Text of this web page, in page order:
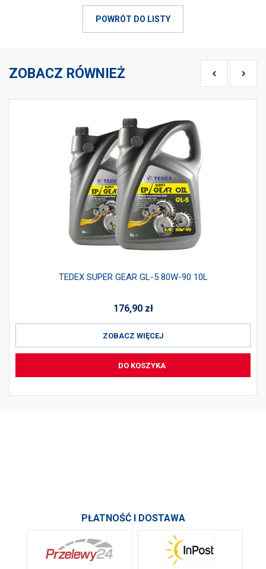
POWRÓT DO LISTY
ZOBACZ RÓWNIEŻ
TEDEX SUPER GEAR GL-5 80W-90 10L
176,90 zł
ZOBACZ WIĘCEJ
DO KOSZYKA
PŁATNOŚĆ I DOSTAWA